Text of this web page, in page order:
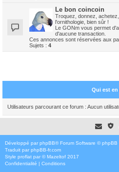
Le bon coincoin
Troquez, donnez,
l'ornithologie, bien sûr !
Le GONm vous permet
d'aucune transaction.
Ces annonces sont réservées aux
Sujets : 4
Qui est
Utilisateurs parcourant ce forum : Aucun
Développé par phpBB® Forum Software © phpBB
Traduit par phpBB-fr.com
Style proflat par ©Mazeltof 2017
Confidentialité | Conditions